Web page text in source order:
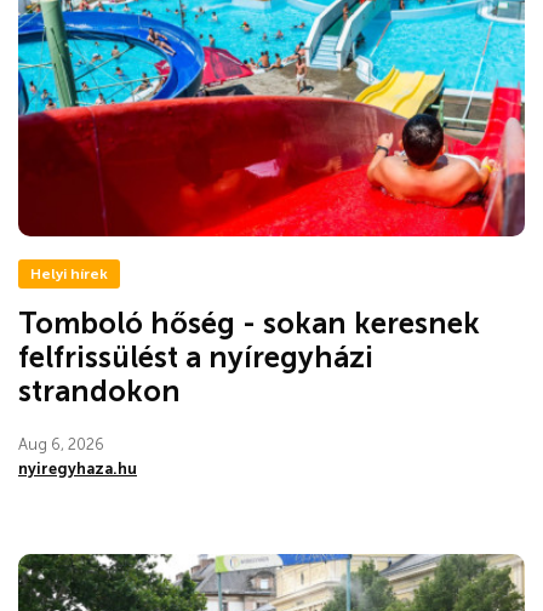
Helyi hírek
Tomboló hőség - sokan keresnek
felfrissülést a nyíregyházi
strandokon
Aug 6, 2026
nyiregyhaza.hu